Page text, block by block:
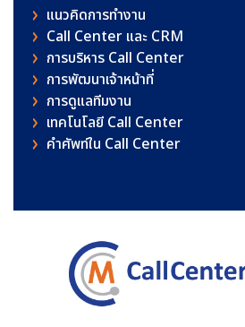
แนวคิดการทำงาน
Call Center และ CRM
การบริหาร Call Center
การพัฒนาเจ้าหน้าที่
การดูแลทีมงาน
เทคโนโลยี Call Center
คําศัพท์ใน Call Center